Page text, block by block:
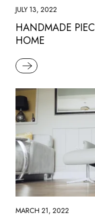
JULY 13, 2022
HANDMADE
HOME
READ MORE
MARCH 21, 2022